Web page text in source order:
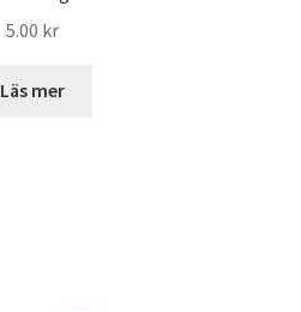
5.00 kr
Läs mer